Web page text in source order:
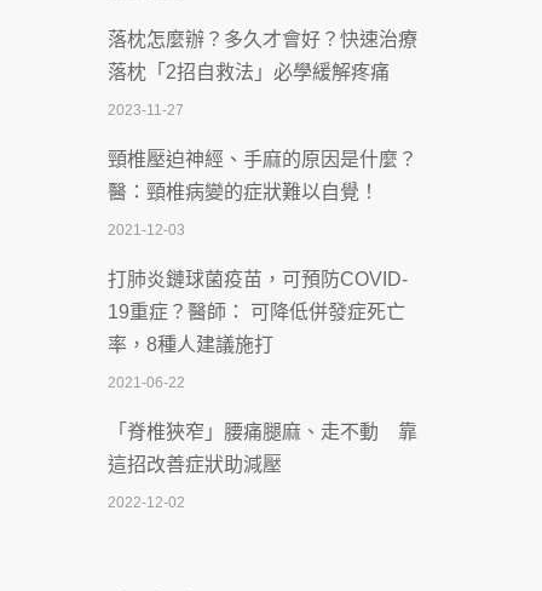
體溫飆破41度！醫連收兩例中暑病例：
致死率達8成
2026-07-07
深耕萬華55年 西園醫院回顧發展歷程與
智慧 醫療布局
2026-07-06
【115年臺北市「防癌保衛戰：健康好禮
一手刮」】 宣導
2026-07-02
2026-07-02
4連霸議員黃秋澤癌逝！食道癌為何奪命
落枕怎麼辦？多久才會好？快速治療
落枕「2招自救法」必學緩解疼痛
2023-11-27
頸椎壓迫神經、手麻的原因是什麼？
醫：頸椎病變的症狀難以自覺！
2021-12-03
打肺炎鏈球菌疫苗，可預防COVID-
19重症？醫師： 可降低併發症死亡
率，8種人建議施打
2021-06-22
「脊椎狹窄」腰痛腿麻、走不動 靠
這招改善症狀助減壓
2022-12-02